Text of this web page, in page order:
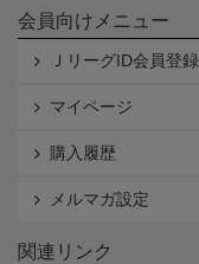
会員向けメニュー
ＪリーグID会員登録
マイページ
購入履歴
メルマガ設定
関連リンク